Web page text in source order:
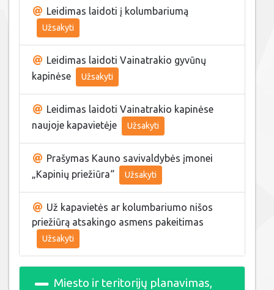
Leidimas laidoti į kolumbariumą
Užsakyti
Leidimas laidoti Vainatrakio gyvūnų
kapinėse
Užsakyti
Leidimas laidoti Vainatrakio kapinėse
naujoje kapavietėje
Užsakyti
Prašymas Kauno savivaldybės įmonei
„Kapinių priežiūra“
Užsakyti
Už kapavietės ar kolumbariumo nišos
priežiūrą atsakingo asmens pakeitimas
Užsakyti
Miesto ir teritorijų planavimas,